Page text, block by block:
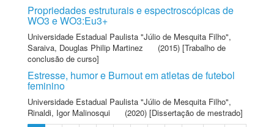
Propriedades estruturais e espectroscópicas de
WO3 e WO3:Eu3+
Universidade Estadual Paulista "Júlio de Mesquita Filho",
Saraiva, Douglas Philip Martinez
(2015) [Trabalho de
conclusão de curso]
Estresse, humor e Burnout em atletas de futebol
feminino
Universidade Estadual Paulista "Júlio de Mesquita Filho",
Rinaldi, Igor Malinosqui
(2020) [Dissertação de mestrado]